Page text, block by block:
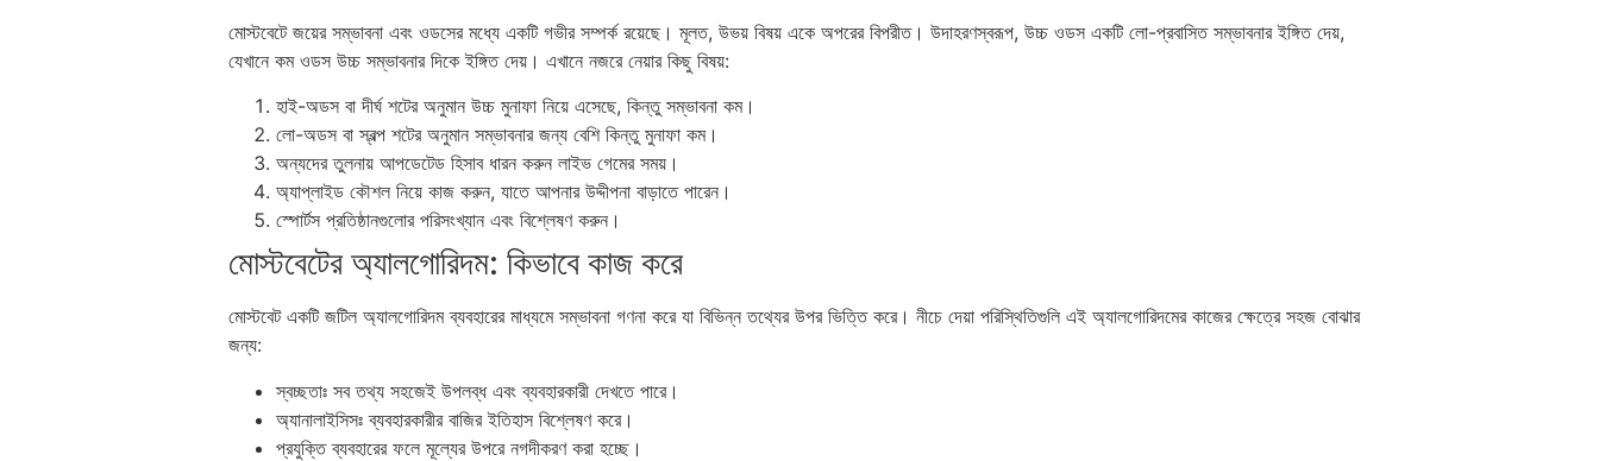
মোস্টবেটে জয়ের সম্ভাবনা এবং ওডসের মধ্যে একটি গভীর সম্পর্ক রয়েছে। মূলত, উভয় বিষয় একে অপরের বিপরীত। উদাহরণস্বরূপ, উচ্চ ওডস একটি লো-প্রবাসিত সম্ভাবনার ইঙ্গিত দেয়,
যেখানে কম ওডস উচ্চ সম্ভাবনার দিকে ইঙ্গিত দেয়। এখানে নজরে নেয়ার কিছু বিষয়:
হাই-অডস বা দীর্ঘ শটের অনুমান উচ্চ মুনাফা নিয়ে এসেছে, কিন্তু সম্ভাবনা কম।
লো-অডস বা স্বল্প শটের অনুমান সম্ভাবনার জন্য বেশি কিন্তু মুনাফা কম।
অন্যদের তুলনায় আপডেটেড হিসাব ধারন করুন লাইভ গেমের সময়।
অ্যাপ্লাইড কৌশল নিয়ে কাজ করুন, যাতে আপনার উদ্দীপনা বাড়াতে পারেন।
স্পোর্টস প্রতিষ্ঠানগুলোর পরিসংখ্যান এবং বিশ্লেষণ করুন।
মোস্টবেটের অ্যালগোরিদম: কিভাবে কাজ করে
মোস্টবেট একটি জটিল অ্যালগোরিদম ব্যবহারের মাধ্যমে সম্ভাবনা গণনা করে যা বিভিন্ন তথ্যের উপর ভিত্তি করে। নীচে দেয়া পরিস্থিতিগুলি এই অ্যালগোরিদমের কাজের ক্ষেত্রে সহজ বোঝার
জন্য:
স্বচ্ছতাঃ সব তথ্য সহজেই উপলব্ধ এবং ব্যবহারকারী দেখতে পারে।
অ্যানালাইসিসঃ ব্যবহারকারীর বাজির ইতিহাস বিশ্লেষণ করে।
প্রযুক্তি ব্যবহারের ফলে মূল্যের উপরে নগদীকরণ করা হচ্ছে।